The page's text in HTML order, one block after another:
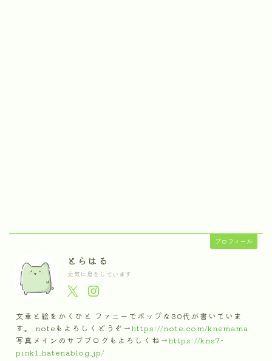
プロフィール
とらはる
元気に息をしています
文章と絵をかくひと ファニーでポップな30代が書いていま
す。 noteもよろしくどうぞ→https://note.com/knemama
写真メインのサブブログもよろしくね→https://kns7-
pink1.hatenablog.jp/